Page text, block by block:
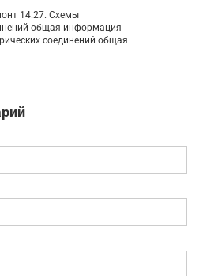
14.27. Схемы
общая информация
соединений общая